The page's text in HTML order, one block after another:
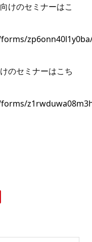
けのセミナーはこ
のセミナーはこち